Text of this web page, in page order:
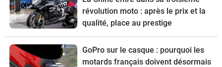
révolution moto : après le prix et la
qualité, place au prestige
GoPro sur le casque : pourquoi les
motards français doivent désormais